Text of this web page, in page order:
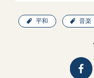
平和 音楽